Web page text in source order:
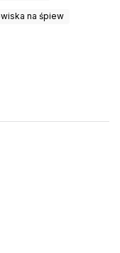
na śpiew